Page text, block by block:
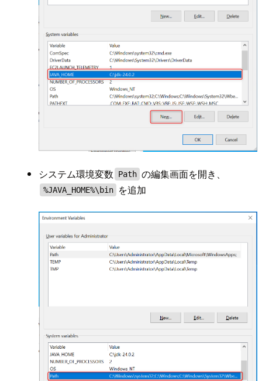
システム環境変数 Path の編集画面を開き、
%JAVA_HOME%\bin を追加